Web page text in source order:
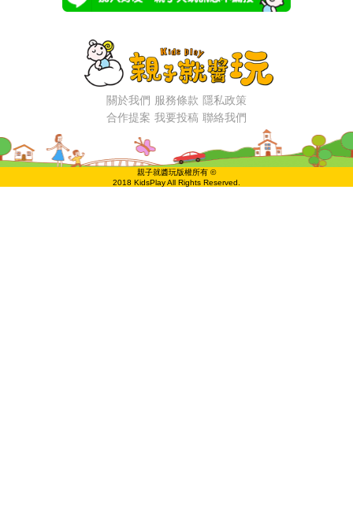
關於我們 服務條款 隱私政策
合作提案 我要投稿 聯絡我們
親子就醬玩版權所有 ©
2018 KidsPlay All Rights Reserved.